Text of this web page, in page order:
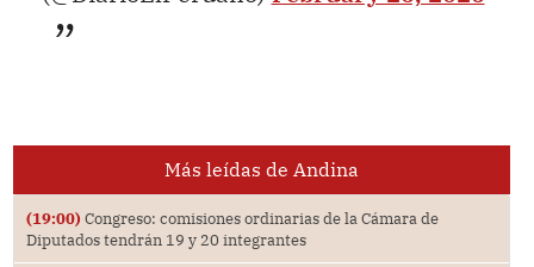
Más leídas de Andina
(19:00) Congreso: comisiones ordinarias de la Cámara de
Diputados tendrán 19 y 20 integrantes